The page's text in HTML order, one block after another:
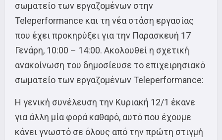
σωματείο των εργαζομένων στην
Teleperformance και τη νέα στάση εργασίας
που έχει προκηρύξει για την Παρασκευή 17
Γενάρη, 10:00 – 14:00. Ακολουθεί η σχετική
ανακοίνωση του δημοσίευσε το επιχειρησιακό
σωματείο των εργαζομένων Teleperformance:
Η γενική συνέλευση την Κυριακή 12/1 έκανε
για άλλη μία φορά καθαρό, αυτό που έχουμε
κάνει γνωστό σε όλους από την πρώτη στιγμή